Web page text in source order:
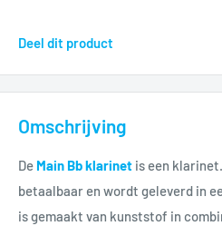
Deel dit product
Omschrijving
De Main Bb klarinet is een
betaalbaar en wordt geleverd in
is gemaakt van kunststof in